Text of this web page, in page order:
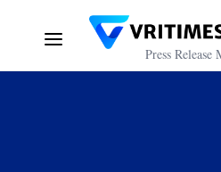
Press Release